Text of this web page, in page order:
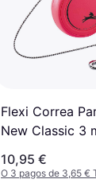
Flexi Correa
New Classic 3
10,95 €
O 3 pagos de 3,65 €